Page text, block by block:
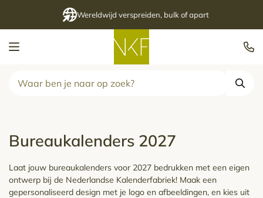
Kalenderfabriek
Wereldwijd verspreiden, bulk of apart
Bureaukalenders 2027
Laat jouw bureaukalenders voor 2027 bedrukken met een eigen
ontwerp bij de Nederlandse Kalenderfabriek! Maak een
gepersonaliseerd design met je logo en afbeeldingen, en kies uit